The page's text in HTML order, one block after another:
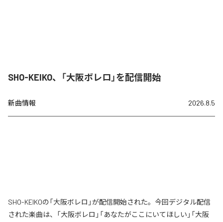
SHO-KEIKO、「大阪ボレロ」を配信開始
新曲情報 2026.8.5
SHO-KEIKOの「大阪ボレロ」が配信開始された。今回デジタル配信
された楽曲は、「大阪ボレロ」「あなたがここにいてほしい」「大阪